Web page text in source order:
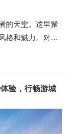
的天堂。这里聚
格和魅力。对…
验，行畅游城